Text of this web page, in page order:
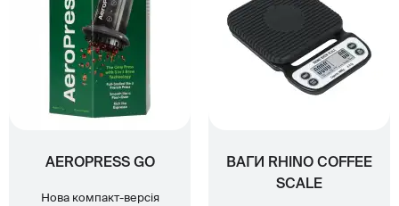
AEROPRESS GO
Нова компакт-версія
ВАГИ RHINO COFFEE
SCALE